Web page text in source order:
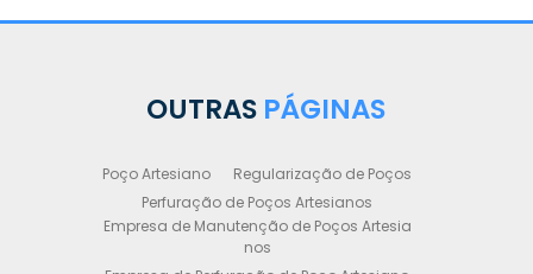
OUTRAS PÁGINAS
Poço Artesiano
Regularização de Poços
Perfuração de Poços Artesianos
Empresa de Manutenção de Poços Artesia
nos